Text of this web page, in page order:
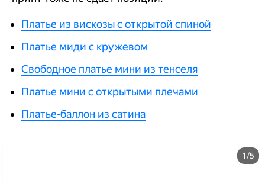
Платье из вискозы с открытой спиной
Платье миди с кружевом
Свободное платье мини из тенселя
Платье мини с открытыми плечами
Платье-баллон из сатина
1/5